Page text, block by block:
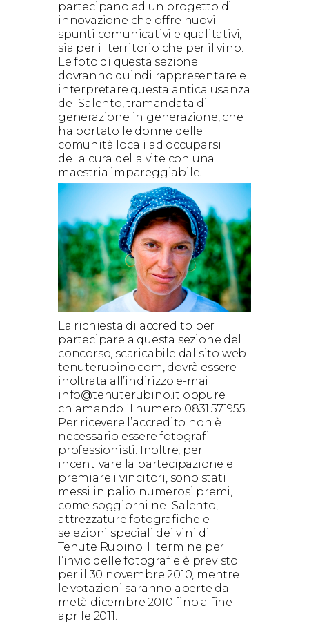
partecipano ad un progetto di
innovazione che offre nuovi
spunti comunicativi e qualitativi,
sia per il territorio che per il vino.
Le foto di questa sezione
dovranno quindi rappresentare e
interpretare questa antica usanza
del Salento, tramandata di
generazione in generazione, che
ha portato le donne delle
comunità locali ad occuparsi
della cura della vite con una
maestria impareggiabile.
La richiesta di accredito per
partecipare a questa sezione del
concorso, scaricabile dal sito web
tenuterubino.com, dovrà essere
inoltrata all’indirizzo e-mail
info@tenuterubino.it oppure
chiamando il numero 0831.571955.
Per ricevere l’accredito non è
necessario essere fotografi
professionisti. Inoltre, per
incentivare la partecipazione e
premiare i vincitori, sono stati
messi in palio numerosi premi,
come soggiorni nel Salento,
attrezzature fotografiche e
selezioni speciali dei vini di
Tenute Rubino. Il termine per
l’invio delle fotografie è previsto
per il 30 novembre 2010, mentre
le votazioni saranno aperte da
metà dicembre 2010 fino a fine
aprile 2011.